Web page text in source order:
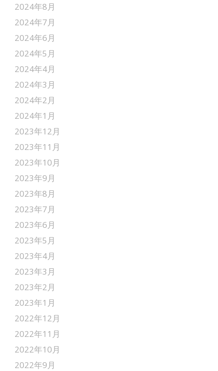
2024年8月
2024年7月
2024年6月
2024年5月
2024年4月
2024年3月
2024年2月
2024年1月
2023年12月
2023年11月
2023年10月
2023年9月
2023年8月
2023年7月
2023年6月
2023年5月
2023年4月
2023年3月
2023年2月
2023年1月
2022年12月
2022年11月
2022年10月
2022年9月